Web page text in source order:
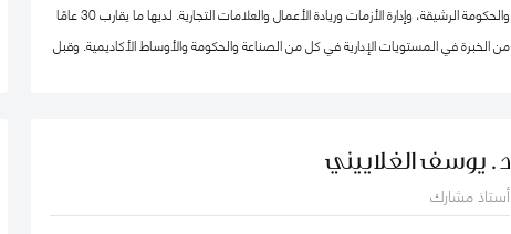
والحكومة الرشيقة، وإدارة الأزمات وريادة الأعمال والعلامات التجارية. لديها ما يقارب 30 عامًا
من الخبرة في المستويات الإدارية في كل من الصناعة والحكومة والأوساط الأكاديمية. وقبل
الجامعات الخاصة في الإمارات العربية المتحدة ، حيث تولت منصب نائب العميد ومدير
برنامج الماجستير في إدارة الأعمال. شاركت بنشاط في لجان الاعتماد ولجان الاعتماد في كل
د. يوسف الغلاييني
أستاذ مشارك